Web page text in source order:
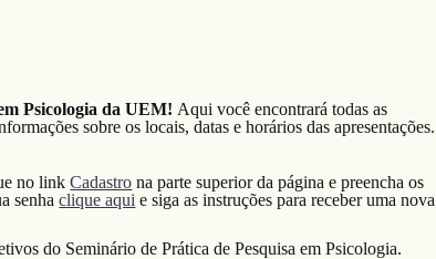
Psicologia da UEM! Aqui você encontrará todas as
sobre os locais, datas e horários das apresentações.
no linkCadastro na parte superior da página e preencha os
senhaclique aqui e siga as instruções para receber uma nova
do Seminário de Prática de Pesquisa em Psicologia.